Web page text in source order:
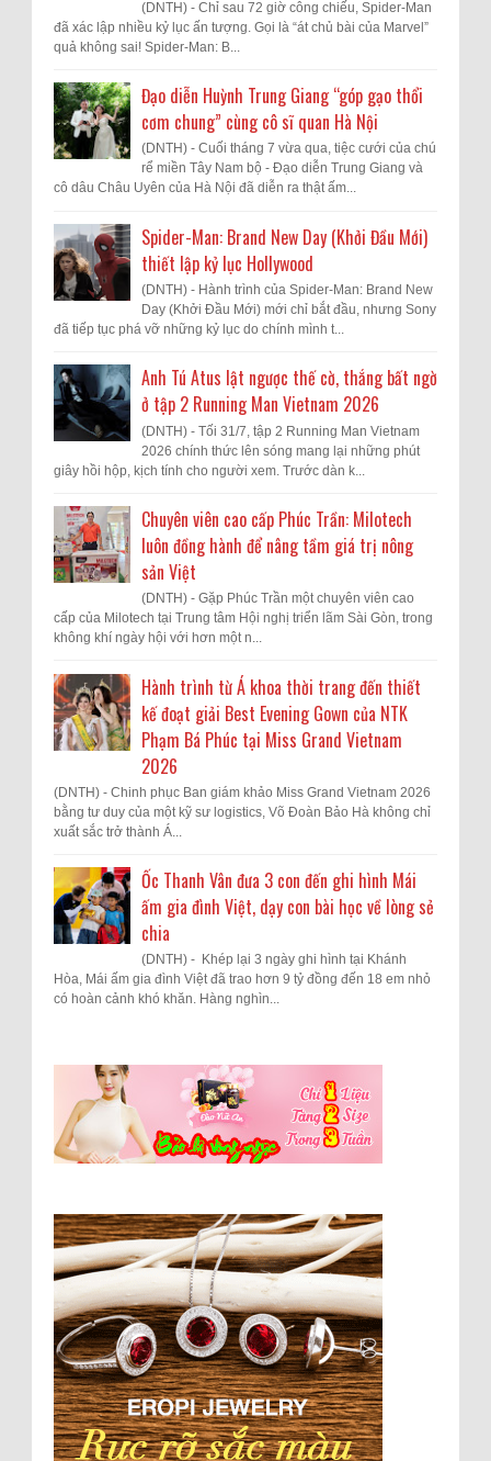
(DNTH) - Chỉ sau 72 giờ công chiếu, Spider-Man
đã xác lập nhiều kỷ lục ấn tượng. Gọi là “át chủ bài của Marvel”
quả không sai! Spider-Man: B...
Đạo diễn Huỳnh Trung Giang “góp gạo thổi
cơm chung” cùng cô sĩ quan Hà Nội
(DNTH) - Cuối tháng 7 vừa qua, tiệc cưới của chú
rể miền Tây Nam bộ - Đạo diễn Trung Giang và
cô dâu Châu Uyên của Hà Nội đã diễn ra thật ấm...
Spider-Man: Brand New Day (Khởi Đầu Mới)
thiết lập kỷ lục Hollywood
(DNTH) - Hành trình của Spider-Man: Brand New
Day (Khởi Đầu Mới) mới chỉ bắt đầu, nhưng Sony
đã tiếp tục phá vỡ những kỷ lục do chính mình t...
Anh Tú Atus lật ngược thế cờ, thắng bất ngờ
ở tập 2 Running Man Vietnam 2026
(DNTH) - Tối 31/7, tập 2 Running Man Vietnam
2026 chính thức lên sóng mang lại những phút
giây hồi hộp, kịch tính cho người xem. Trước dàn k...
Chuyên viên cao cấp Phúc Trần: Milotech
luôn đồng hành để nâng tầm giá trị nông
sản Việt
(DNTH) - Gặp Phúc Trần một chuyên viên cao
cấp của Milotech tại Trung tâm Hội nghị triển lãm Sài Gòn, trong
không khí ngày hội với hơn một n...
Hành trình từ Á khoa thời trang đến thiết
kế đoạt giải Best Evening Gown của NTK
Phạm Bá Phúc tại Miss Grand Vietnam
2026
(DNTH) - Chinh phục Ban giám khảo Miss Grand Vietnam 2026
bằng tư duy của một kỹ sư logistics, Võ Đoàn Bảo Hà không chỉ
xuất sắc trở thành Á...
Ốc Thanh Vân đưa 3 con đến ghi hình Mái
ấm gia đình Việt, dạy con bài học về lòng sẻ
chia
(DNTH) - Khép lại 3 ngày ghi hình tại Khánh
Hòa, Mái ấm gia đình Việt đã trao hơn 9 tỷ đồng đến 18 em nhỏ
có hoàn cảnh khó khăn. Hàng nghìn...